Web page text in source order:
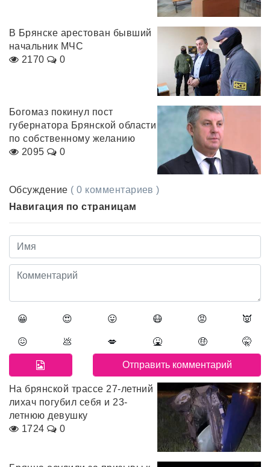
В Брянске арестован бывший
начальник МЧС
2170
0
Богомаз покинул пост
губернатора Брянской области
по собственному желанию
2095
0
Обсуждение ( 0 комментариев )
Навигация по страницам
😀 😍 😛 😷 😡 👿
😖 💩 💋 🤮 🤑 🤫
На брянской трассе 27-летний
лихач погубил себя и 23-
летнюю девушку
1724
0